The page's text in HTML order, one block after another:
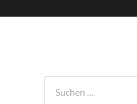
nach: